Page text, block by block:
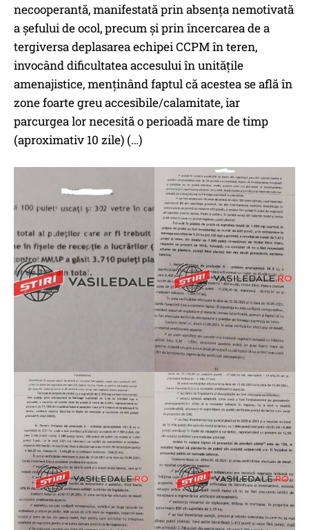
necooperantă, manifestată prin absența nemotivată
a șefului de ocol, precum și prin încercarea de a
tergiversa deplasarea echipei CCPM în teren,
invocând dificultatea accesului în unitățile
amenajistice, menținând faptul că acestea se află în
zone foarte greu accesibile/calamitate, iar
parcurgea lor necesită o perioadă mare de timp
(aproximativ 10 zile) (…)